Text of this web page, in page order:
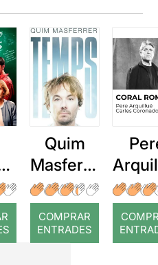
Quim
Masferre
r: Temps
COMPRAR
ENTRADES
: